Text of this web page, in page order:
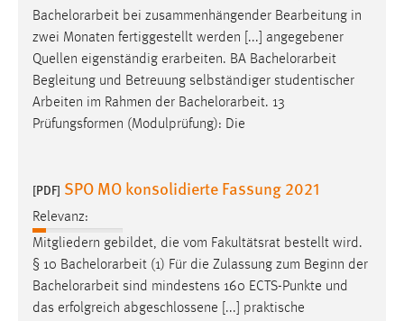
Bachelorarbeit bei zusammenhängender Bearbeitung in
zwei Monaten fertiggestellt werden [...] angegebener
Quellen eigenständig erarbeiten. BA Bachelorarbeit
Begleitung und Betreuung selbständiger studentischer
Arbeiten im Rahmen der Bachelorarbeit. 13
Prüfungsformen (Modulprüfung): Die
[PDF] SPO MO konsolidierte Fassung 2021
Relevanz:
Mitgliedern gebildet, die vom Fakultätsrat bestellt wird.
§ 10 Bachelorarbeit (1) Für die Zulassung zum Beginn der
Bachelorarbeit sind mindestens 160 ECTS-Punkte und
das erfolgreich abgeschlossene [...] praktische